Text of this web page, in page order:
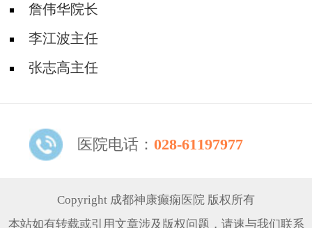
詹伟华院长
李江波主任
张志高主任
医院电话： 028-61197977
Copyright 成都神康癫痫医院 版权所有
本站如有转载或引用文章涉及版权问题，请速与我们联系